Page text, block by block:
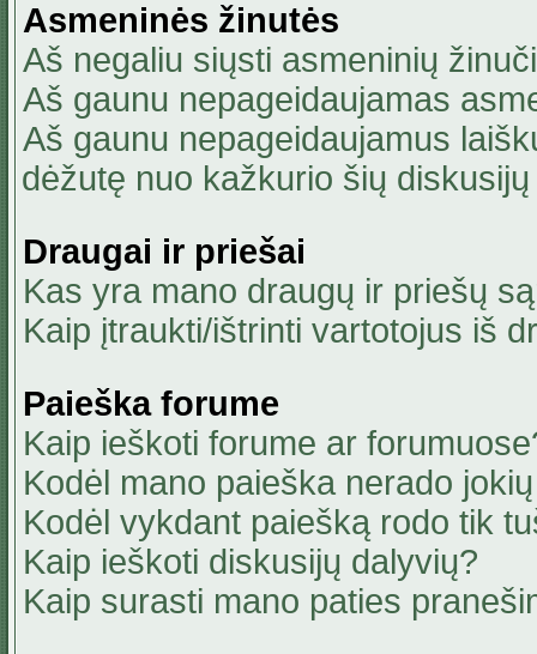
Asmeninės žinutės
Aš negaliu siųsti asmeninių
Aš gaunu nepageidaujamas
Aš gaunu nepageidaujamus
dėžutę nuo kažkurio šių
Draugai ir priešai
Kas yra mano draugų ir priešų
Kaip įtraukti/ištrinti vartotojus iš
Paieška forume
Kaip ieškoti forume ar
Kodėl mano paieška nerado
Kodėl vykdant paiešką rodo tik
Kaip ieškoti diskusijų dalyvių?
Kaip surasti mano paties